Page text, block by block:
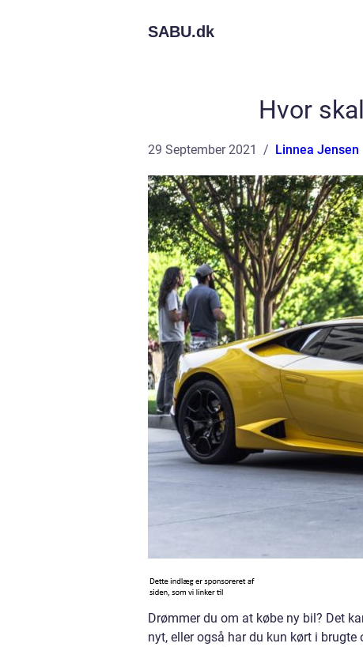
SABU.dk
Hvor
29 September 2021 Linnea Jensen
Drømmer du om at købe ny bil? Det
nyt, eller også har du kun kørt i